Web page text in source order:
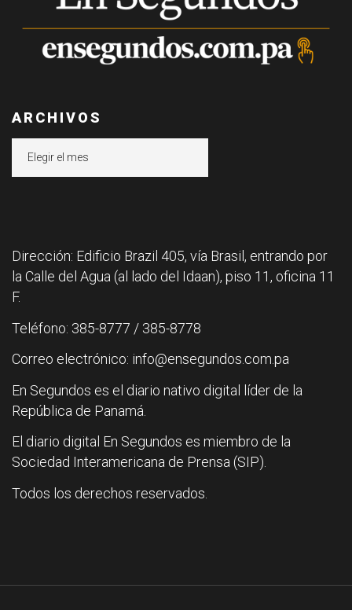
ARCHIVOS
Dirección: Edificio Brazil 405, vía Brasil, entrando por
la Calle del Agua (al lado del Idaan), piso 11, oficina 11
F.
Teléfono: 385-8777 / 385-8778
Correo electrónico: info@ensegundos.com.pa
En Segundos es el diario nativo digital líder de la
República de Panamá.
El diario digital En Segundos es miembro de la
Sociedad Interamericana de Prensa (SIP).
Todos los derechos reservados.